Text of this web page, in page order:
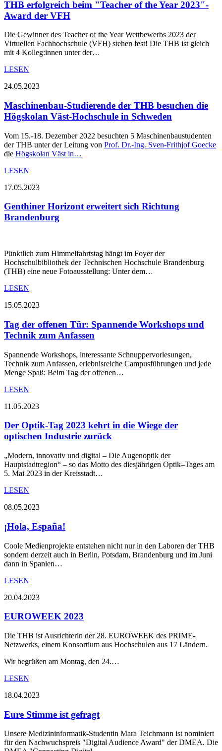
THB erfolgreich beim "Teacher of the Year 2023"-
Award der VFH
Die Gewinner des Teacher of the Year Wettbewerbs 2023 der
Virtuellen Fachhochschule (VFH) stehen fest! Die THB ist gleich
mit 4 Kolleg:innen unter der…
LESEN
24.05.2023
Maschinenbau-Studierende der THB besuchen die
Högskolan Väst-Hochschule in Schweden
Vom 15.-18. Dezember 2022 besuchten 5 Maschinenbaustudenten
der THB unter der Leitung von Prof. Dr.-Ing. Sven-Frithjof Goecke
die Högskolan Väst in…
LESEN
17.05.2023
Genthiner Horizont erweitert sich Richtung
Brandenburg
Pünktlich zum Himmelfahrtstag hängt im Foyer der
Hochschulbibliothek der Technischen Hochschule Brandenburg
(THB) eine neue Fotoausstellung: Unter dem…
LESEN
15.05.2023
Tag der offenen Tür: Spannende Workshops und
Technik zum Anfassen
Spannende Workshops, interessante Schnuppervorlesungen,
Technik zum Anfassen, erlebnisreiche Campusführungen und jede
Menge Spaß: Beim Tag der offenen…
LESEN
11.05.2023
Der Optik-Tag 2023 kehrt in die Wiege der
optischen Industrie zurück
„Modern, innovativ und digital – Die Augenoptik der
Hauptstadtregion“ – so das Motto des diesjährigen Optik–Tages am
5. Mai 2023 in der Kreisstadt…
LESEN
08.05.2023
¡Hola, España!
Coole Medienprojekte entstehen nicht nur in den Laboren der THB
sondern derzeit auch in Berlin, Potsdam, Brandenburg und im Juni
dann in Spanien…
LESEN
20.04.2023
EUROWEEK 2023
Die THB ist Ausrichterin der 28. EUROWEEK des PRIME-
Netzwerks, einem Konsortium aus Hochschulen aus 17 Ländern.
Wir begrüßen am Montag, den 24.…
LESEN
18.04.2023
Eure Stimme ist gefragt
Unsere Medizininformatik-Studentin Mara Teichmann ist nominiert
für den Nachwuchspreis "Digital Audience Award" der DMEA. Die